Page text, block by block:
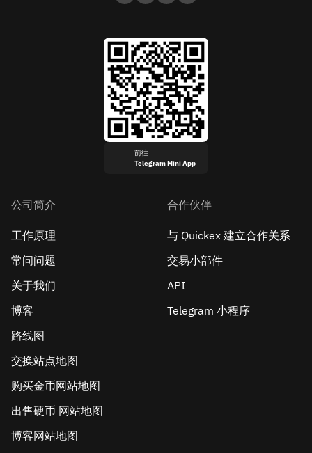
前往
Telegram Mini App
公司简介
工作原理
常问问题
关于我们
博客
路线图
交换站点地图
购买金币网站地图
出售硬币 网站地图
博客网站地图
合作伙伴
与 Quickex 建立合作关系
交易小部件
API
Telegram 小程序